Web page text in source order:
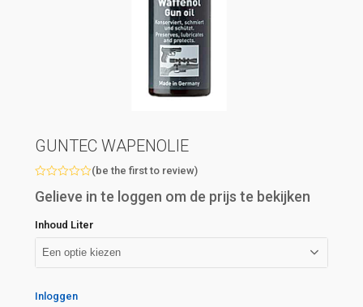
GUNTEC WAPENOLIE
met
5
(be the first to review)
Gelieve in te loggen om de prijs te bekijken
Inhoud Liter
Inloggen